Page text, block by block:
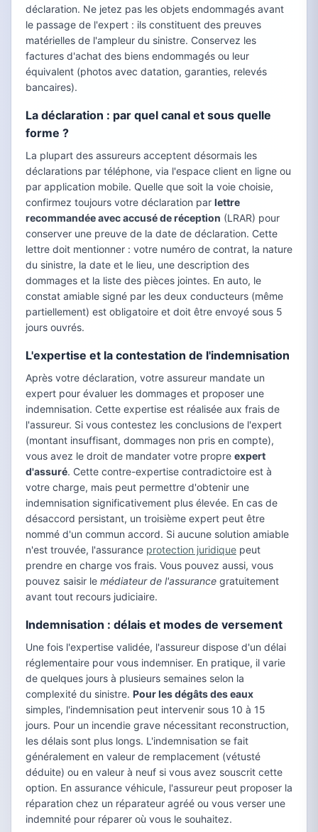
déclaration. Ne jetez pas les objets endommagés avant
le passage de l'expert : ils constituent des preuves
matérielles de l'ampleur du sinistre. Conservez les
factures d'achat des biens endommagés ou leur
équivalent (photos avec datation, garanties, relevés
bancaires).
La déclaration : par quel canal et sous quelle
forme ?
La plupart des assureurs acceptent désormais les
déclarations par téléphone, via l'espace client en ligne ou
par application mobile. Quelle que soit la voie choisie,
confirmez toujours votre déclaration par lettre
recommandée avec accusé de réception (LRAR) pour
conserver une preuve de la date de déclaration. Cette
lettre doit mentionner : votre numéro de contrat, la nature
du sinistre, la date et le lieu, une description des
dommages et la liste des pièces jointes. En auto, le
constat amiable signé par les deux conducteurs (même
partiellement) est obligatoire et doit être envoyé sous 5
jours ouvrés.
L'expertise et la contestation de l'indemnisation
Après votre déclaration, votre assureur mandate un
expert pour évaluer les dommages et proposer une
indemnisation. Cette expertise est réalisée aux frais de
l'assureur. Si vous contestez les conclusions de l'expert
(montant insuffisant, dommages non pris en compte),
vous avez le droit de mandater votre propre expert
d'assuré. Cette contre-expertise contradictoire est à
votre charge, mais peut permettre d'obtenir une
indemnisation significativement plus élevée. En cas de
désaccord persistant, un troisième expert peut être
nommé d'un commun accord. Si aucune solution amiable
n'est trouvée, l'assurance protection juridique peut
prendre en charge vos frais. Vous pouvez aussi, vous
pouvez saisir le médiateur de l'assurance gratuitement
avant tout recours judiciaire.
Indemnisation : délais et modes de versement
Une fois l'expertise validée, l'assureur dispose d'un délai
réglementaire pour vous indemniser. En pratique, il varie
de quelques jours à plusieurs semaines selon la
complexité du sinistre. Pour les dégâts des eaux
simples, l'indemnisation peut intervenir sous 10 à 15
jours. Pour un incendie grave nécessitant reconstruction,
les délais sont plus longs. L'indemnisation se fait
généralement en valeur de remplacement (vétusté
déduite) ou en valeur à neuf si vous avez souscrit cette
option. En assurance véhicule, l'assureur peut proposer la
réparation chez un réparateur agréé ou vous verser une
indemnité pour réparer où vous le souhaitez.